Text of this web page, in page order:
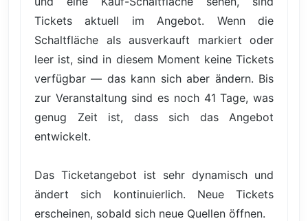
Tickets aktuell im Angebot. Wenn die
Schaltfläche als ausverkauft markiert oder
leer ist, sind in diesem Moment keine Tickets
verfügbar — das kann sich aber ändern. Bis
zur Veranstaltung sind es noch 41 Tage, was
genug Zeit ist, dass sich das Angebot
entwickelt.
Das Ticketangebot ist sehr dynamisch und
ändert sich kontinuierlich. Neue Tickets
erscheinen, sobald sich neue Quellen öffnen.